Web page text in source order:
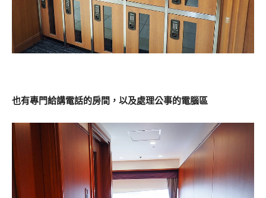
也有專門給講電話的房間，以及處理公事的電腦區